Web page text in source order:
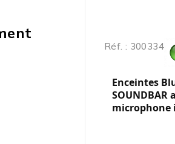
Réf. : 300334
Enceintes
SOUNDBAR
microphone